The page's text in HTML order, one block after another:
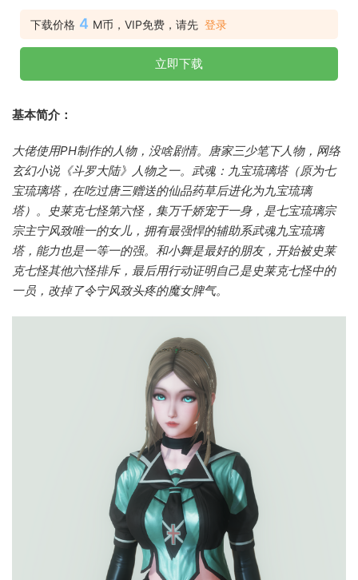
下载价格 4 M币，VIP免费，请先 登录
立即下载
基本简介：
大佬使用PH制作的人物，没啥剧情。唐家三少笔下人物，网络
玄幻小说《斗罗大陆》人物之一。武魂：九宝琉璃塔（原为七
宝琉璃塔，在吃过唐三赠送的仙品药草后进化为九宝琉璃
塔）。史莱克七怪第六怪，集万千娇宠于一身，是七宝琉璃宗
宗主宁风致唯一的女儿，拥有最强悍的辅助系武魂九宝琉璃
塔，能力也是一等一的强。和小舞是最好的朋友，开始被史莱
克七怪其他六怪排斥，最后用行动证明自己是史莱克七怪中的
一员，改掉了令宁风致头疼的魔女脾气。